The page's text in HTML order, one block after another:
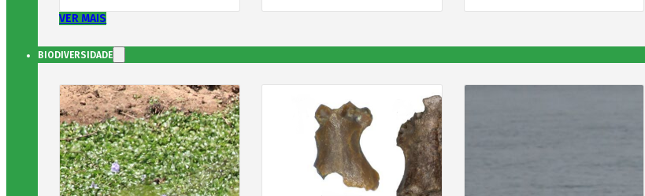
VER MAIS
BIODIVERSIDADE